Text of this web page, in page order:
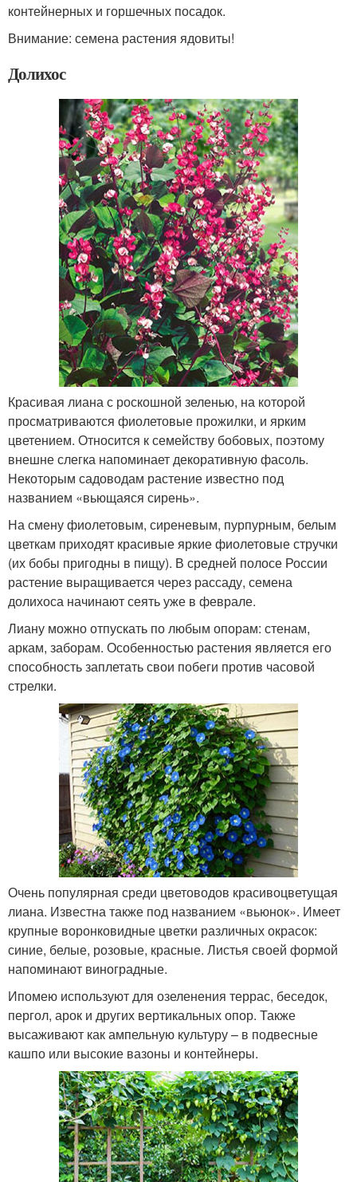
контейнерных и горшечных посадок.
Внимание: семена растения ядовиты!
Долихос
Красивая лиана с роскошной зеленью, на которой
просматриваются фиолетовые прожилки, и ярким
цветением. Относится к семейству бобовых, поэтому
внешне слегка напоминает декоративную фасоль.
Некоторым садоводам растение известно под
названием «вьющаяся сирень».
На смену фиолетовым, сиреневым, пурпурным, белым
цветкам приходят красивые яркие фиолетовые стручки
(их бобы пригодны в пищу). В средней полосе России
растение выращивается через рассаду, семена
долихоса начинают сеять уже в феврале.
Лиану можно отпускать по любым опорам: стенам,
аркам, заборам. Особенностью растения является его
способность заплетать свои побеги против часовой
стрелки.
Очень популярная среди цветоводов красивоцветущая
лиана. Известна также под названием «вьюнок». Имеет
крупные воронковидные цветки различных окрасок:
синие, белые, розовые, красные. Листья своей формой
напоминают виноградные.
Ипомею используют для озеленения террас, беседок,
пергол, арок и других вертикальных опор. Также
высаживают как ампельную культуру – в подвесные
кашпо или высокие вазоны и контейнеры.